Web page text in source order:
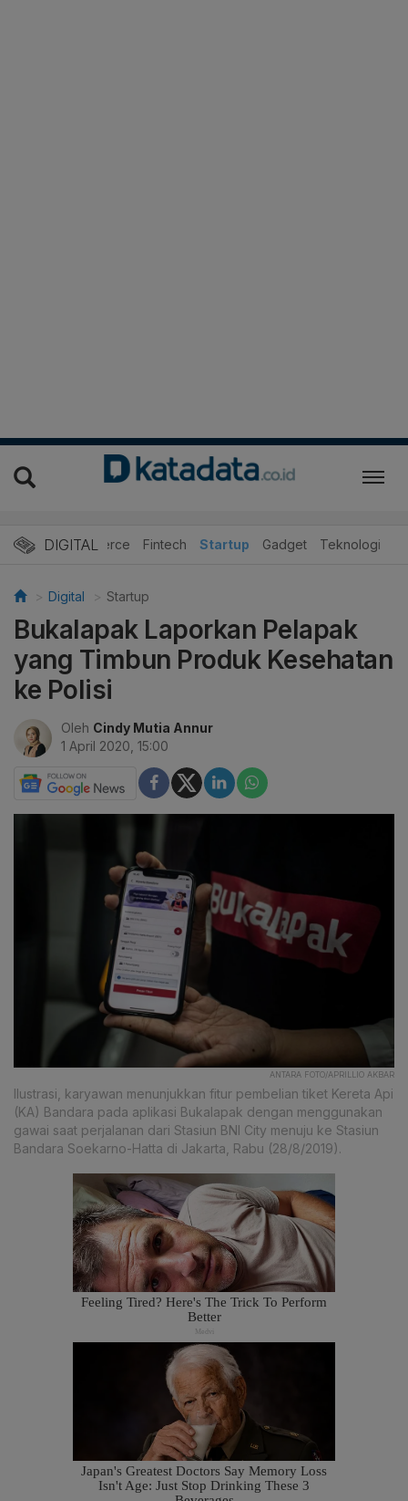
DIGITAL
E-Commerce Fintech Startup Gadget Teknologi
Digital Startup
Bukalapak Laporkan Pelapak
yang Timbun Produk Kesehatan
ke Polisi
Oleh Cindy Mutia Annur
1 April 2020, 15:00
ANTARA FOTO/APRILLIO AKBAR
Ilustrasi, karyawan menunjukkan fitur pembelian tiket Kereta Api
(KA) Bandara pada aplikasi Bukalapak dengan menggunakan
gawai saat perjalanan dari Stasiun BNI City menuju ke Stasiun
Bandara Soekarno-Hatta di Jakarta, Rabu (28/8/2019).